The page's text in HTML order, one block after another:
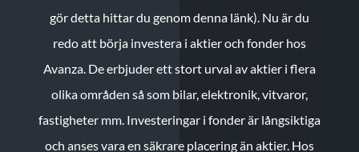
gör detta hittar du genom denna länk). Nu är du
redo att börja investera i aktier och fonder hos
Avanza. De erbjuder ett stort urval av aktier i flera
olika områden så som bilar, elektronik, vitvaror,
fastigheter mm. Investeringar i fonder är långsiktiga
och anses vara en säkrare placering än aktier. Hos